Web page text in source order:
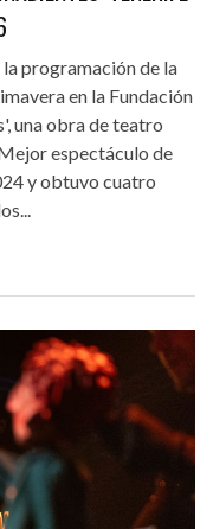
programación de la
en la Fundación
una obra de teatro
espectáculo de
y obtuvo cuatro